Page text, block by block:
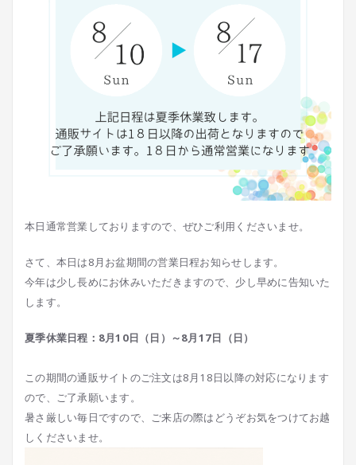
本日通常営業しておりますので、ぜひご利用くださいませ。
さて、本日は8月お盆期間の営業日程お知らせします。
今年は少し長めにお休みいただきますので、少し早めに告知いた
します。
夏季休業日程：8月10日（日）～8月17日（日）
この期間の通販サイトのご注文は8月18日以降の対応になります
ので、ご了承願います。
暑さ厳しい毎日ですので、ご来店の際はどうぞお気をつけてお越
しくださいませ。